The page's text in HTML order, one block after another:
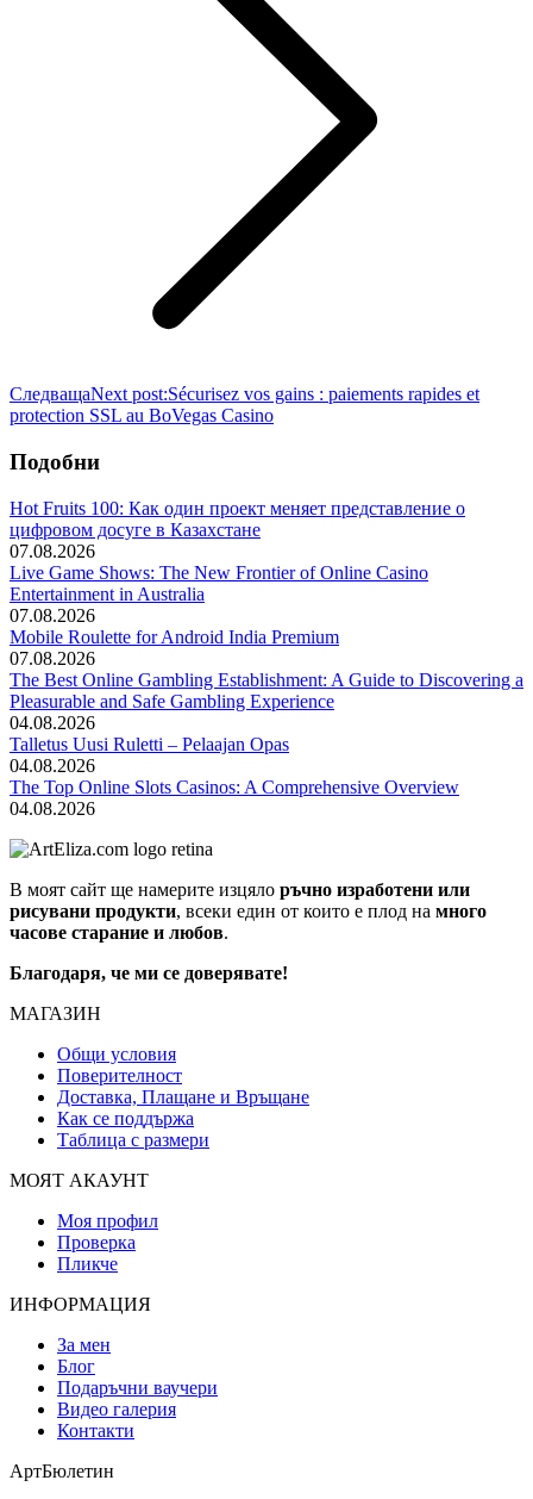
СледващаNext post:Sécurisez vos gains : paiements rapides et
protection SSL au BoVegas Casino
Подобни
Hot Fruits 100: Как один проект меняет представление о
цифровом досуге в Казахстане
07.08.2026
Live Game Shows: The New Frontier of Online Casino
Entertainment in Australia
07.08.2026
Mobile Roulette for Android India Premium
07.08.2026
The Best Online Gambling Establishment: A Guide to Discovering a
Pleasurable and Safe Gambling Experience
04.08.2026
Talletus Uusi Ruletti – Pelaajan Opas
04.08.2026
The Top Online Slots Casinos: A Comprehensive Overview
04.08.2026
В моят сайт ще намерите изцяло ръчно изработени или
рисувани продукти, всеки един от които е плод на много
часове старание и любов.
Благодаря, че ми се доверявате!
МАГАЗИН
Общи условия
Поверителност
Доставка, Плащане и Връщане
Как се поддържа
Таблица с размери
МОЯТ АКАУНТ
Моя профил
Проверка
Пликче
ИНФОРМАЦИЯ
За мен
Блог
Подаръчни ваучери
Видео галерия
Контакти
АртБюлетин